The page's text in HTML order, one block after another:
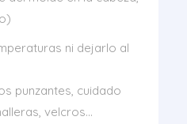
ni dejarlo al
punzantes, cuidado
velcros…